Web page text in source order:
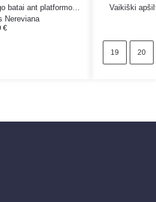
batai ant platformos
Nereviana
€
Vaikiški
19 20